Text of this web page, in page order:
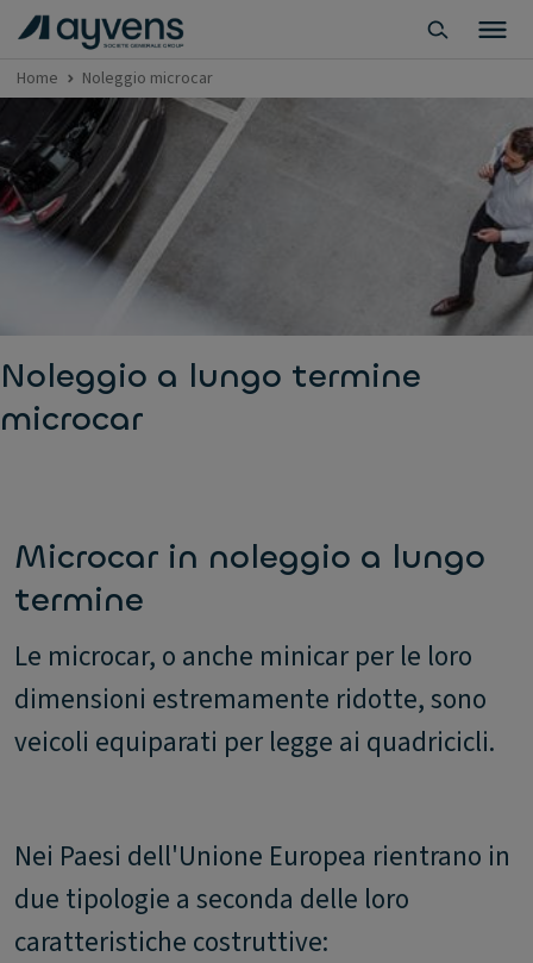
Home Noleggio microcar
Noleggio a lungo termine
microcar
Microcar in noleggio a lungo
termine
Le microcar, o anche minicar per le loro
dimensioni estremamente ridotte, sono
veicoli equiparati per legge ai quadricicli.
Nei Paesi dell'Unione Europea rientrano in
due tipologie a seconda delle loro
caratteristiche costruttive: